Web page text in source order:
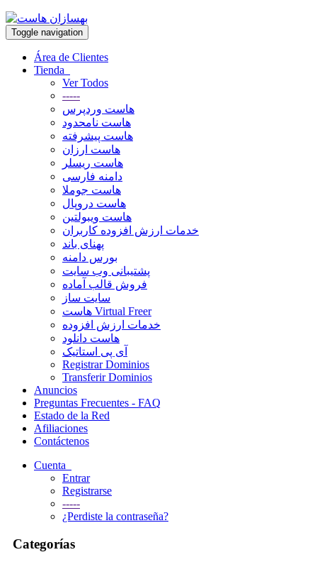
Toggle navigation
Área de Clientes
Tienda
Ver Todos
-----
هاست وردپرس
هاست نامحدود
هاست پیشرفته
هاست ارزان
هاست ریسلر
دامنه فارسی
هاست جوملا
هاست دروپال
هاست ویبولتین
خدمات ارزش افزوده کاربران
پهنای باند
بورس دامنه
پشتیبانی وب سایت
فروش قالب آماده
سایت ساز
هاست Virtual Freer
خدمات ارزش افزوده
هاست دانلود
آی پی استاتیک
Registrar Dominios
Transferir Dominios
Anuncios
Preguntas Frecuentes - FAQ
Estado de la Red
Afiliaciones
Contáctenos
Cuenta
Entrar
Registrarse
-----
¿Perdiste la contraseña?
Categorías